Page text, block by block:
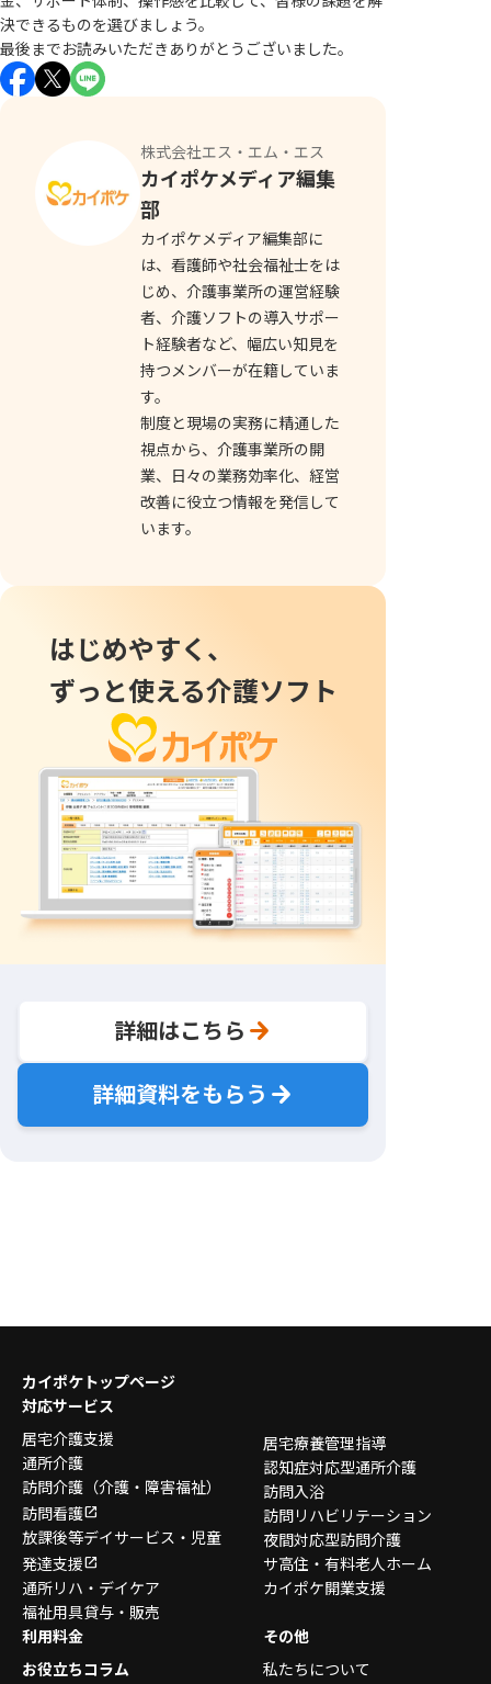
決できるものを選びましょう。
最後までお読みいただきありがとうございました。
株式会社エス・エム・エス
カイポケメディア編集
部
カイポケメディア編集部に
は、看護師や社会福祉士をは
じめ、介護事業所の運営経験
者、介護ソフトの導入サポー
ト経験者など、幅広い知見を
持つメンバーが在籍していま
す。
制度と現場の実務に精通した
視点から、介護事業所の開
業、日々の業務効率化、経営
改善に役立つ情報を発信して
います。
はじめやすく、
ずっと使える介護ソフト
詳細はこちら
詳細資料をもらう
カイポケトップページ
対応サービス
居宅介護支援
通所介護
訪問介護 （介護・障害福祉）
訪問看護
放課後等デイサービス・ 児童
発達支援
通所リハ・デイケア
福祉用具貸与・販売
居宅療養管理指導
認知症対応型通所介護
訪問入浴
訪問リハビリテーション
夜間対応型訪問介護
サ高住・有料老人ホーム
カイポケ開業支援
利用料金
お役立ちコラム
その他
私たちについて